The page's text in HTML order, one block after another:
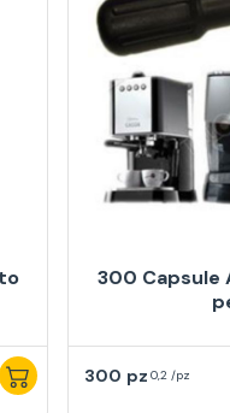
300 Capsule
300 0,2 /pz